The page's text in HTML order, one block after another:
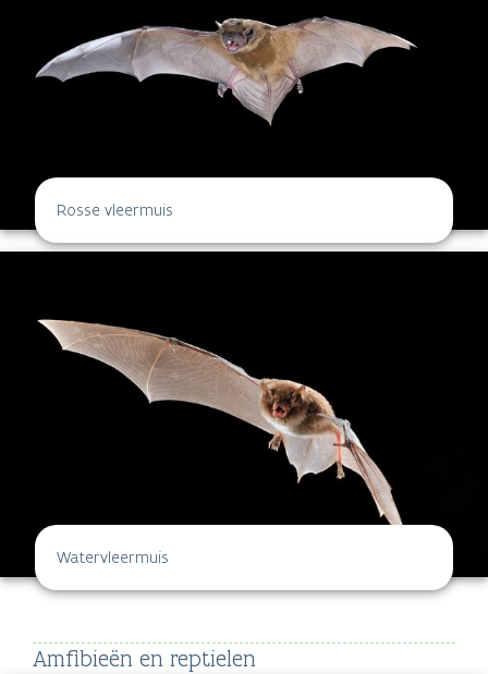
Rosse vleermuis
Watervleermuis
Amfibieën en reptielen